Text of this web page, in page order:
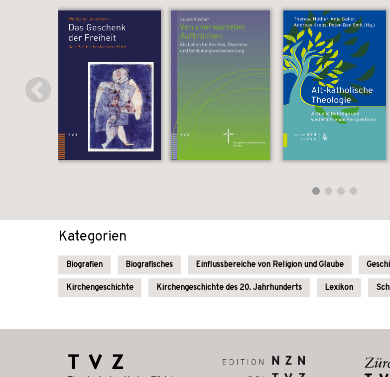
Kategorien
Biografien Biografisches Einflussbereiche von Religion und Glaube
Kirchengeschichte Kirchengeschichte des 20. Jahrhunderts Lexikon